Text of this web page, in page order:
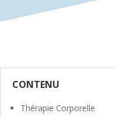
CONTENU
Thérapie Corporelle